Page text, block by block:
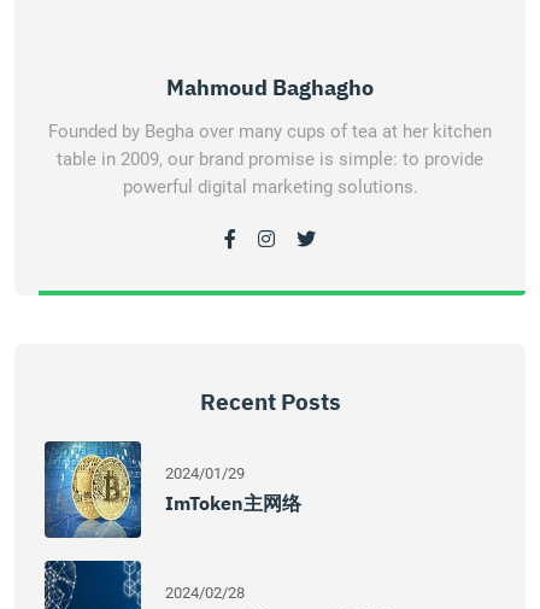
Mahmoud Baghagho
Founded by Begha over many cups of tea at her kitchen
table in 2009, our brand promise is simple: to provide
powerful digital marketing solutions.
Recent Posts
2024/01/29
ImToken主网络
2024/02/28